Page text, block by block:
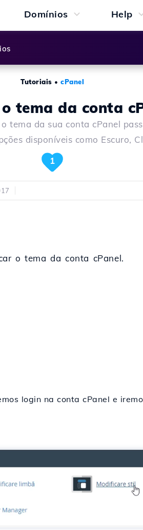
Domínios Help
Tutoriais • cPanel
tema da conta
tema da sua conta cPanel
disponíveis como Escuro,
1
o tema da conta cPanel.
login na conta cPanel e